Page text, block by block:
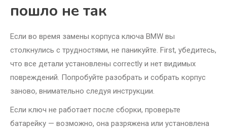
пошло не так
Если во время замены корпуса ключа BMW вы
столкнулись с трудностями, не паникуйте. First, убедитесь,
что все детали установлены correctly и нет видимых
повреждений. Попробуйте разобрать и собрать корпус
заново, внимательно следуя инструкции.
Если ключ не работает после сборки, проверьте
батарейку — возможно, она разряжена или установлена